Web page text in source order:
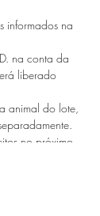
informados na
na conta da
liberado
animal do lote,
no próximo